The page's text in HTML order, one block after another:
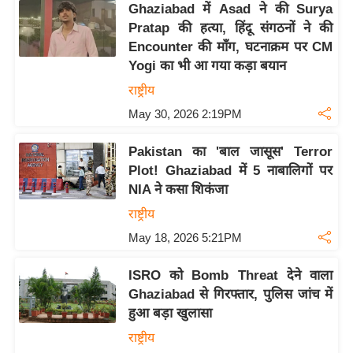
g
N
e
फ
स्टा
इ
लॉ
जी
ब्यू
Ghaziabad में Asad ने की Surya
Pratap की हत्या, हिंदू संगठनों ने की
Encounter की माँग, घटनाक्रम पर CM
Yogi का भी आ गया कड़ा बयान
राष्ट्रीय
May 30, 2026 2:19PM
Pakistan का 'बाल जासूस' Terror
Plot! Ghaziabad में 5 नाबालिगों पर
NIA ने कसा शिकंजा
राष्ट्रीय
May 18, 2026 5:21PM
ISRO को Bomb Threat देने वाला
Ghaziabad से गिरफ्तार, पुलिस जांच में
हुआ बड़ा खुलासा
राष्ट्रीय